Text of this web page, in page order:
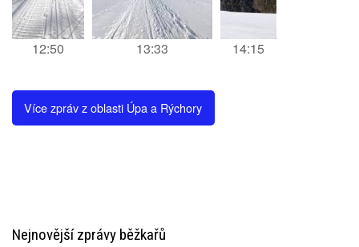
12:50 13:33 14:15
Více zpráv z oblasti Úpa a Rýchory
Nejnovější zprávy běžkařů